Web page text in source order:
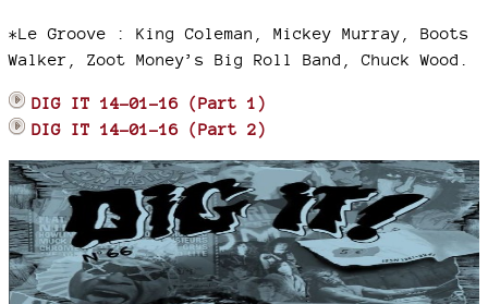
*Le Groove : King Coleman, Mickey Murray, Boots
Walker, Zoot Money’s Big Roll Band, Chuck Wood.
DIG IT 14-01-16 (Part 1)
DIG IT 14-01-16 (Part 2)